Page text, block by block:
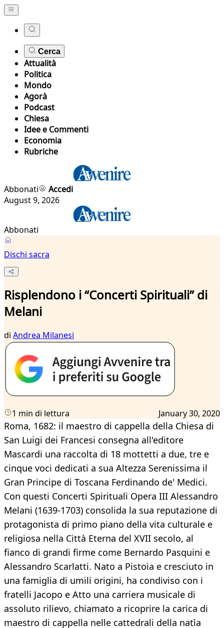
Cerca
Attualità
Politica
Mondo
Agorà
Podcast
Chiesa
Idee e Commenti
Economia
Rubriche
Abbonati
Accedi
August 9, 2026
Abbonati
Dischi sacra
Risplendono i “Concerti Spirituali” di
Melani
di Andrea Milanesi
1 min di lettura January 30, 2020
Roma, 1682: il maestro di cappella della Chiesa di
San Luigi dei Francesi consegna all'editore
Mascardi una raccolta di 18 mottetti a due, tre e
cinque voci dedicati a sua Altezza Serenissima il
Gran Principe di Toscana Ferdinando de' Medici.
Con questi Concerti Spirituali Opera III Alessandro
Melani (1639-1703) consolida la sua reputazione di
protagonista di primo piano della vita culturale e
religiosa nella Città Eterna del XVII secolo, al
fianco di grandi firme come Bernardo Pasquini e
Alessandro Scarlatti. Nato a Pistoia e cresciuto in
una famiglia di umili origini, ha condiviso con i
fratelli Jacopo e Atto una carriera musicale di
assoluto rilievo, chiamato a ricoprire la carica di
maestro di cappella nelle cattedrali della natìa